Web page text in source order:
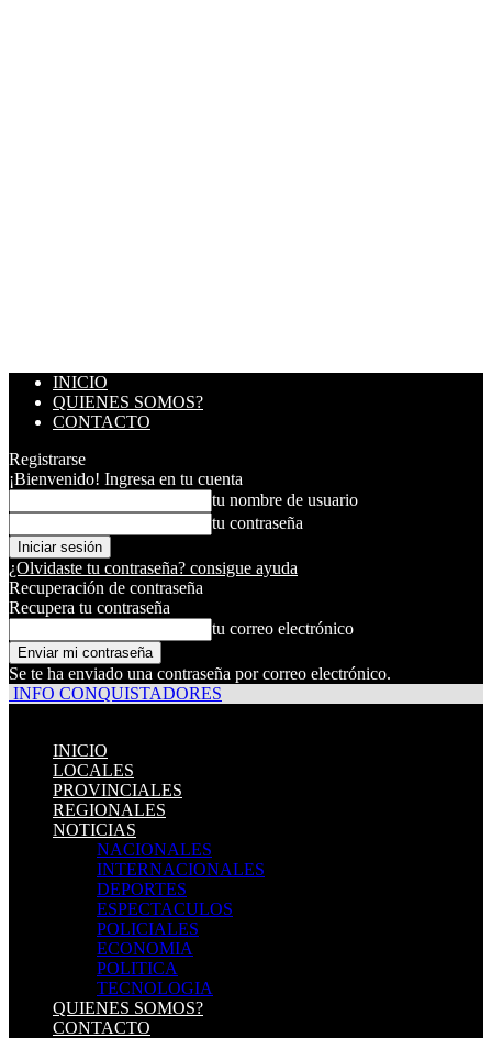
INICIO
QUIENES SOMOS?
CONTACTO
Registrarse
¡Bienvenido! Ingresa en tu cuenta
tu nombre de usuario
tu contraseña
¿Olvidaste tu contraseña? consigue ayuda
Recuperación de contraseña
Recupera tu contraseña
tu correo electrónico
Se te ha enviado una contraseña por correo electrónico.
INFO CONQUISTADORES
INICIO
LOCALES
PROVINCIALES
REGIONALES
NOTICIAS
NACIONALES
INTERNACIONALES
DEPORTES
ESPECTACULOS
POLICIALES
ECONOMIA
POLITICA
TECNOLOGIA
QUIENES SOMOS?
CONTACTO